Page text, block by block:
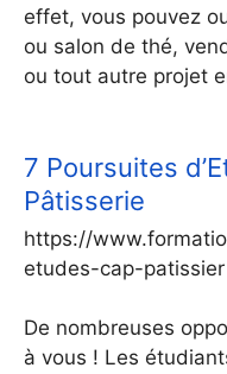
effet, vous pouvez
ou salon de thé,
ou tout autre projet
7 Poursuites
Pâtisserie
https://
etudes-cap-patissier
De nombreuses
à vous ! Les